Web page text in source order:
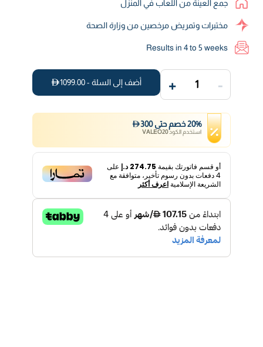
جمع العينة من اللعاب في المنزل
مختبرات وتمريض مرخصين من وزارة الصحة
Results in 4 to 5 weeks
-
1
+ أضف إلى السلة -1099.00
20% خصم حتى 300
استخدم الكودVALEO20
أو قسم فاتورتك بقيمة 274.75 د.إ
على
4دفعات بدون رسوم تأخير، متوافقة مع
الشريعة الإسلاميةاعرف أكثر